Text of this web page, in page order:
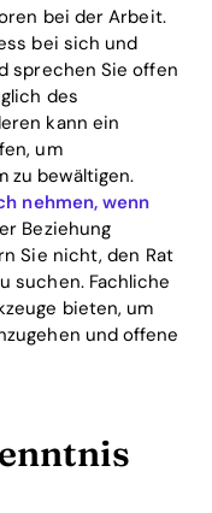
bei der Arbeit.
bei sich und
sprechen Sie offen
des
kann ein
um
zu bewältigen.
nehmen, wenn
Beziehung
Sie nicht, den Rat
suchen. Fachliche
bieten, um
und offene